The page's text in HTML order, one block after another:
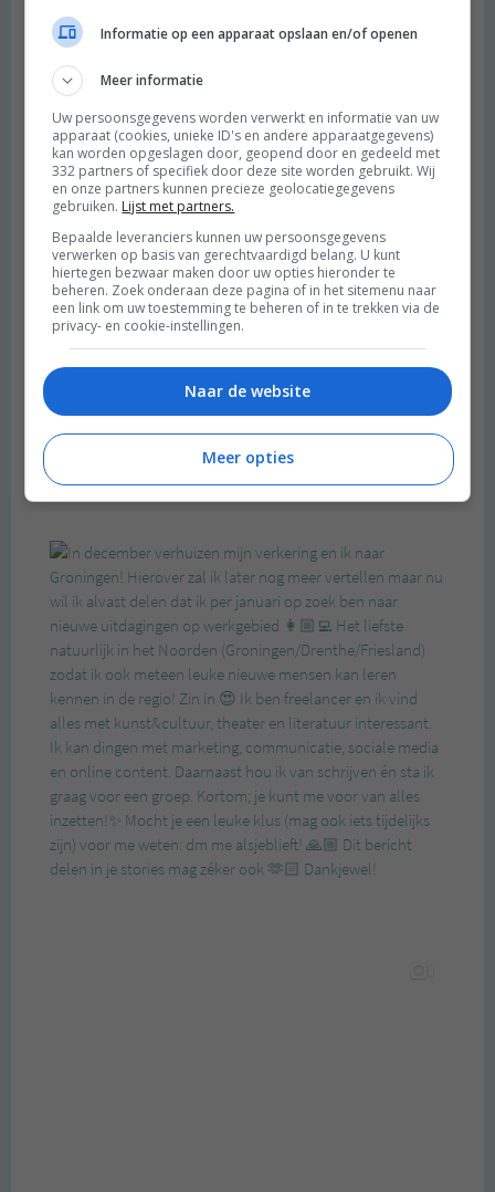
Informatie op een apparaat opslaan en/of openen
Meer informatie
Uw persoonsgegevens worden verwerkt en informatie van uw
apparaat (cookies, unieke ID's en andere apparaatgegevens)
kan worden opgeslagen door, geopend door en gedeeld met
332 partners of specifiek door deze site worden gebruikt. Wij
en onze partners kunnen precieze geolocatiegegevens
gebruiken. Lijst met partners.
Bepaalde leveranciers kunnen uw persoonsgegevens
verwerken op basis van gerechtvaardigd belang. U kunt
hiertegen bezwaar maken door uw opties hieronder te
beheren. Zoek onderaan deze pagina of in het sitemenu naar
een link om uw toestemming te beheren of in te trekken via de
privacy- en cookie-instellingen.
Naar de website
Meer opties